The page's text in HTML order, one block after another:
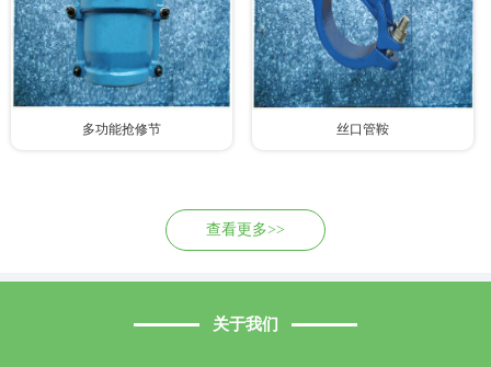
多功能抢修节 丝口管鞍
查看更多>>
关于我们